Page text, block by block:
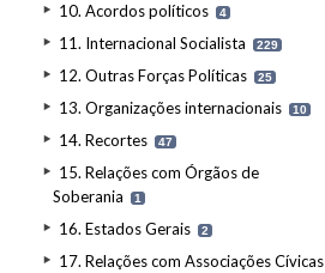
10. Acordos políticos 4
11. Internacional Socialista 229
12. Outras Forças Políticas 25
13. Organizações internacionais 10
14. Recortes 47
15. Relações com Órgãos de
Soberania
1
16. Estados Gerais 2
17. Relações com Associações Cívicas